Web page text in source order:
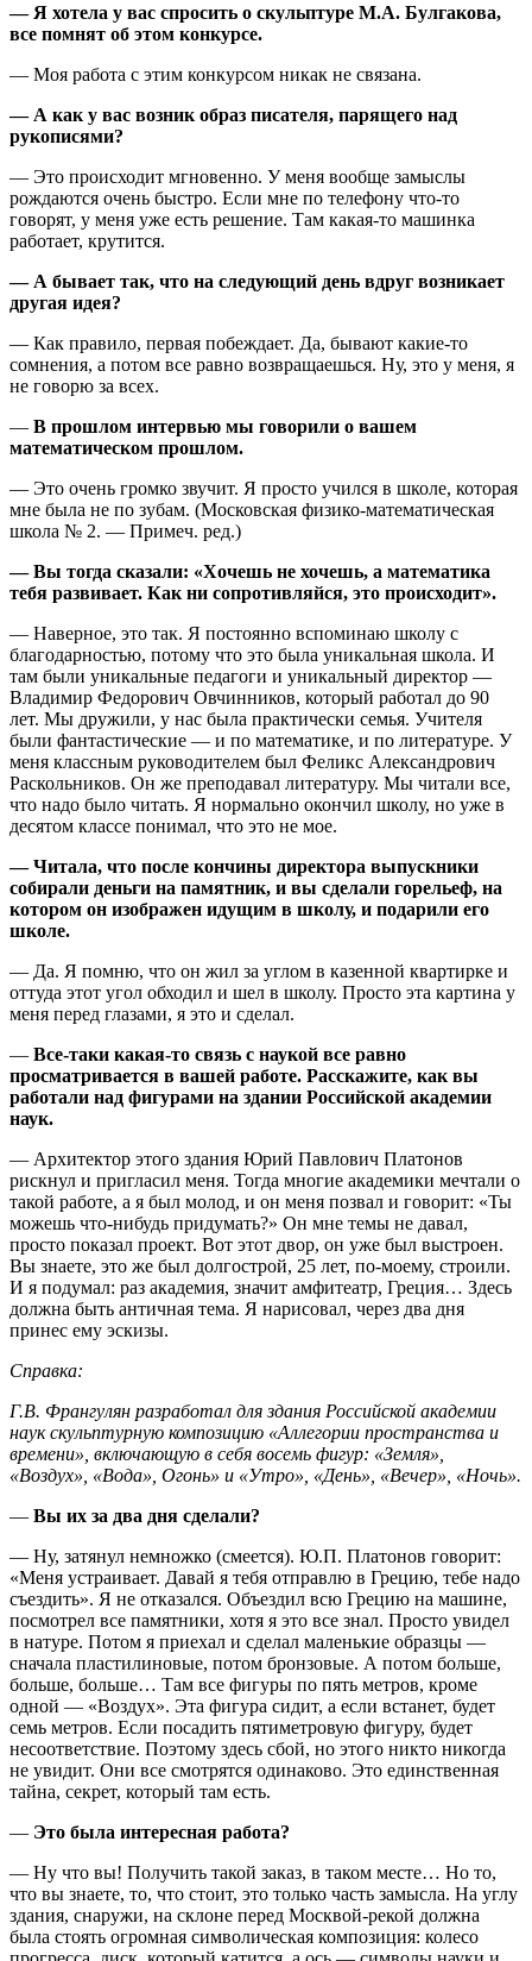
— Я хотела у вас спросить о скульптуре М.А. Булгакова,
все помнят об этом конкурсе.
— Моя работа с этим конкурсом никак не связана.
— А как у вас возник образ писателя, парящего над
рукописями?
— Это происходит мгновенно. У меня вообще замыслы
рождаются очень быстро. Если мне по телефону что-то
говорят, у меня уже есть решение. Там какая-то машинка
работает, крутится.
— А бывает так, что на следующий день вдруг возникает
другая идея?
— Как правило, первая побеждает. Да, бывают какие-то
сомнения, а потом все равно возвращаешься. Ну, это у меня, я
не говорю за всех.
— В прошлом интервью мы говорили о вашем
математическом прошлом.
— Это очень громко звучит. Я просто учился в школе, которая
мне была не по зубам. (Московская физико-математическая
школа № 2. — Примеч. ред.)
— Вы тогда сказали: «Хочешь не хочешь, а математика
тебя развивает. Как ни сопротивляйся, это происходит».
— Наверное, это так. Я постоянно вспоминаю школу с
благодарностью, потому что это была уникальная школа. И
там были уникальные педагоги и уникальный директор —
Владимир Федорович Овчинников, который работал до 90
лет. Мы дружили, у нас была практически семья. Учителя
были фантастические — и по математике, и по литературе. У
меня классным руководителем был Феликс Александрович
Раскольников. Он же преподавал литературу. Мы читали все,
что надо было читать. Я нормально окончил школу, но уже в
десятом классе понимал, что это не мое.
— Читала, что после кончины директора выпускники
собирали деньги на памятник, и вы сделали горельеф, на
котором он изображен идущим в школу, и подарили его
школе.
— Да. Я помню, что он жил за углом в казенной квартирке и
оттуда этот угол обходил и шел в школу. Просто эта картина у
меня перед глазами, я это и сделал.
— Все-таки какая-то связь с наукой все равно
просматривается в вашей работе. Расскажите, как вы
работали над фигурами на здании Российской академии
наук.
— Архитектор этого здания Юрий Павлович Платонов
рискнул и пригласил меня. Тогда многие академики мечтали о
такой работе, а я был молод, и он меня позвал и говорит: «Ты
можешь что-нибудь придумать?» Он мне темы не давал,
просто показал проект. Вот этот двор, он уже был выстроен.
Вы знаете, это же был долгострой, 25 лет, по-моему, строили.
И я подумал: раз академия, значит амфитеатр, Греция… Здесь
должна быть античная тема. Я нарисовал, через два дня
принес ему эскизы.
Справка:
Г.В. Франгулян разработал для здания Российской академии
наук скульптурную композицию «Аллегории пространства и
времени», включающую в себя восемь фигур: «Земля»,
«Воздух», «Вода», Огонь» и «Утро», «День», «Вечер», «Ночь».
— Вы их за два дня сделали?
— Ну, затянул немножко (смеется). Ю.П. Платонов говорит:
«Меня устраивает. Давай я тебя отправлю в Грецию, тебе надо
съездить». Я не отказался. Объездил всю Грецию на машине,
посмотрел все памятники, хотя я это все знал. Просто увидел
в натуре. Потом я приехал и сделал маленькие образцы —
сначала пластилиновые, потом бронзовые. А потом больше,
больше, больше… Там все фигуры по пять метров, кроме
одной — «Воздух». Эта фигура сидит, а если встанет, будет
семь метров. Если посадить пятиметровую фигуру, будет
несоответствие. Поэтому здесь сбой, но этого никто никогда
не увидит. Они все смотрятся одинаково. Это единственная
тайна, секрет, который там есть.
— Это была интересная работа?
— Ну что вы! Получить такой заказ, в таком месте… Но то,
что вы знаете, то, что стоит, это только часть замысла. На углу
здания, снаружи, на склоне перед Москвой-рекой должна
была стоять огромная символическая композиция: колесо